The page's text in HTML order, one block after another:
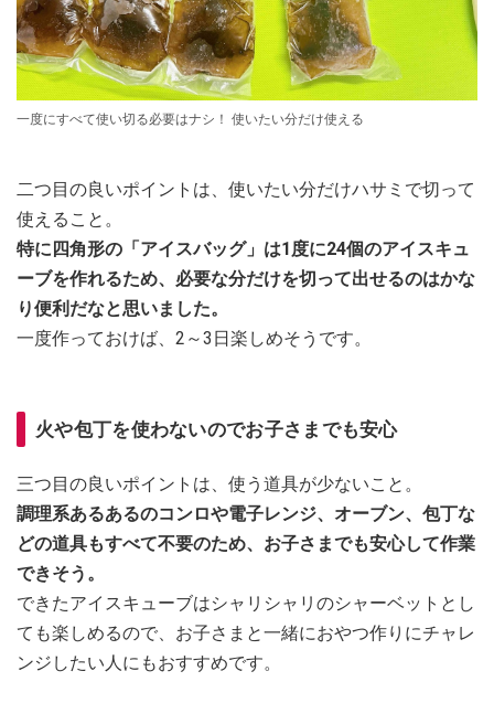
一度にすべて使い切る必要はナシ！ 使いたい分だけ使える
二つ目の良いポイントは、使いたい分だけハサミで切って
使えること。
特に四角形の「アイスバッグ」は1度に24個のアイスキュ
ーブを作れるため、必要な分だけを切って出せるのはかな
り便利だなと思いました。
一度作っておけば、2～3日楽しめそうです。
火や包丁を使わないのでお子さまでも安心
三つ目の良いポイントは、使う道具が少ないこと。
調理系あるあるのコンロや電子レンジ、オーブン、包丁な
どの道具もすべて不要のため、お子さまでも安心して作業
できそう。
できたアイスキューブはシャリシャリのシャーベットとし
ても楽しめるので、お子さまと一緒におやつ作りにチャレ
ンジしたい人にもおすすめです。